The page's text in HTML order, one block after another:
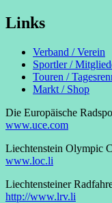
Links
Verband / Verein
Sportler /
Touren /
Markt / Shop
Die Europäische
www.uce.com
Liechtenstein Olympic
www.loc.li
Liechtensteiner
http://www.lrv.li